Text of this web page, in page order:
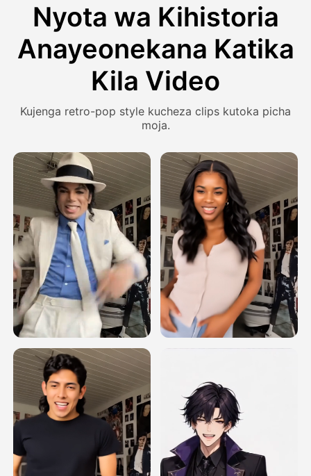
Nyota wa Kihistoria
Anayeonekana Katika
Kila Video
Kujenga retro-pop style kucheza clips kutoka picha
moja.